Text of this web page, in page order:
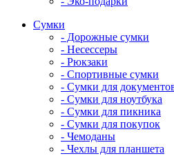
Сумки
- Дорожные сумки
- Несессеры
- Рюкзаки
- Спортивные сумки
- Сумки для
- Сумки для ноутбука
- Сумки для пикника
- Сумки для покупок
- Чемоданы
- Чехлы для планшета